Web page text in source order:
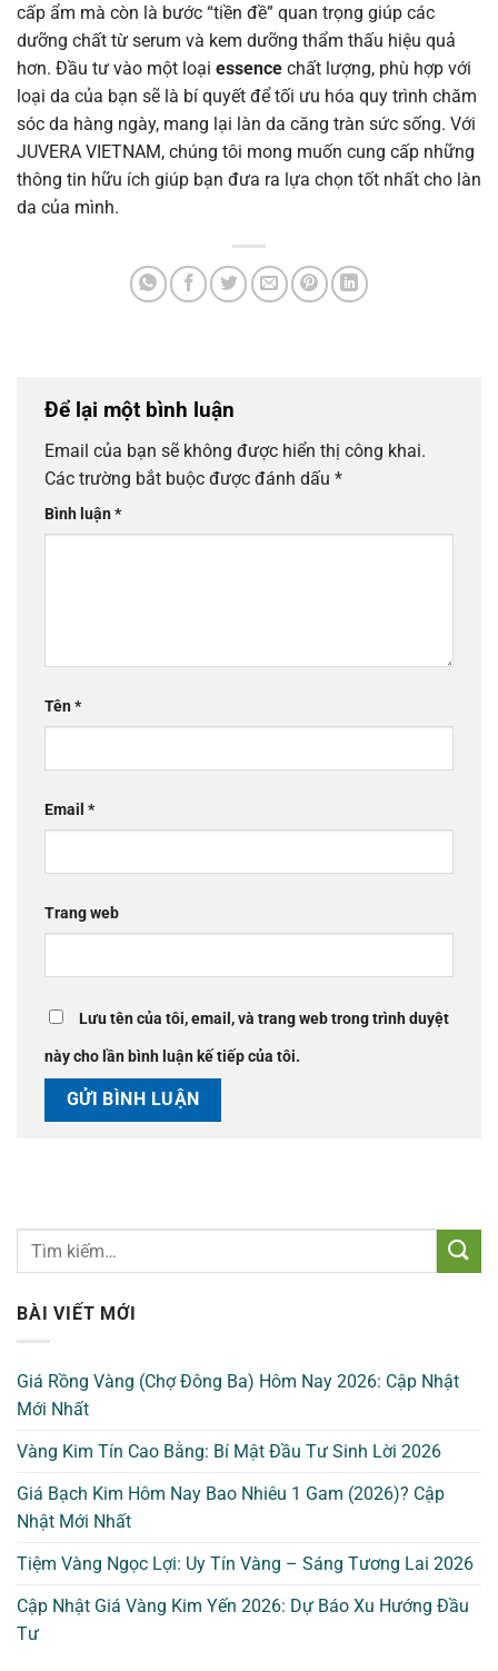
cấp ẩm mà còn là bước “tiền đề” quan trọng giúp các
dưỡng chất từ serum và kem dưỡng thẩm thấu hiệu quả
hơn. Đầu tư vào một loại essence chất lượng, phù hợp với
loại da của bạn sẽ là bí quyết để tối ưu hóa quy trình chăm
sóc da hàng ngày, mang lại làn da căng tràn sức sống. Với
JUVERA VIETNAM, chúng tôi mong muốn cung cấp những
thông tin hữu ích giúp bạn đưa ra lựa chọn tốt nhất cho làn
da của mình.
Để lại một bình luận
Email của bạn sẽ không được hiển thị công khai.
Các trường bắt buộc được đánh dấu *
Bình luận*
Tên*
Email *
Trang web
Lưu tên của tôi, email, và trang web trong trình duyệt
này cho lần bình luận kế tiếp của tôi.
BÀI VIẾT MỚI
Giá Rồng Vàng (Chợ Đông Ba) Hôm Nay 2026: Cập Nhật
Mới Nhất
Vàng Kim Tín Cao Bằng: Bí Mật Đầu Tư Sinh Lời 2026
Giá Bạch Kim Hôm Nay Bao Nhiêu 1 Gam (2026)? Cập
Nhật Mới Nhất
Tiệm Vàng Ngọc Lợi: Uy Tín Vàng – Sáng Tương Lai 2026
Cập Nhật Giá Vàng Kim Yến 2026: Dự Báo Xu Hướng Đầu
Tư